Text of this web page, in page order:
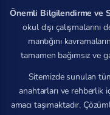
Önemli Bilgilendirme ve
okul dışı
mantığını
tamamen bağımsız ve
Sitemizde sunulan
anahtarları ve rehberlik
amacı taşımaktadır.